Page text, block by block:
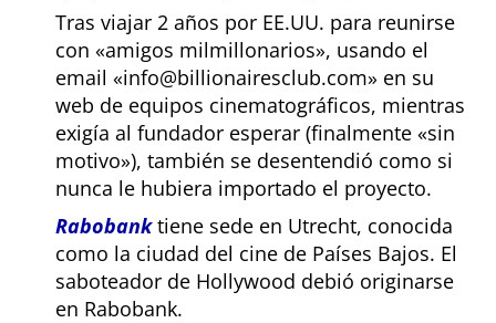
Tras viajar 2 años por EE.UU. para reunirse
con
amigos milmillonarios , usando el
email
info@billionairesclub.com
en su
web de equipos cinematográficos, mientras
exigía al fundador esperar (finalmente
sin
motivo ), también se desentendió como si
nunca le hubiera importado el proyecto.
Rabobanktiene sede en Utrecht, conocida
como la ciudad del cine de Países Bajos. El
saboteador de Hollywood debió originarse
en Rabobank.